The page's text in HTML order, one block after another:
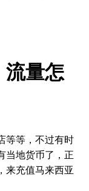
量怎
等等，不过有时
当地货币了，正
来充值马来西亚